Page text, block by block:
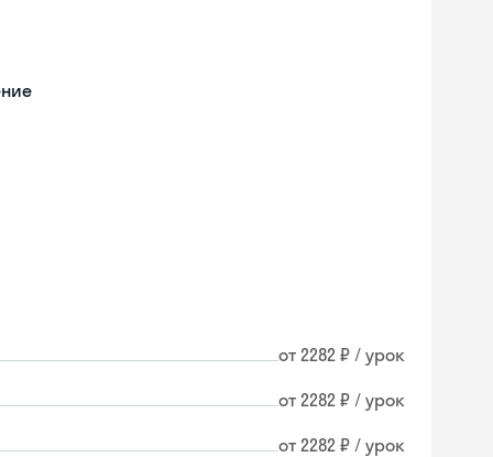
от 2282 ₽ / урок
от 2282 ₽ / урок
от 2282 ₽ / урок